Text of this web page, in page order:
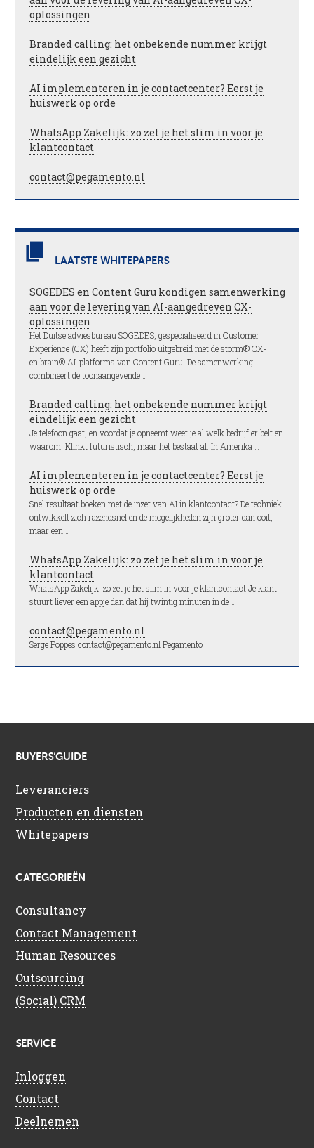
oplossingen
Branded calling: het onbekende nummer krijgt
eindelijk een gezicht
AI implementeren in je contactcenter? Eerst je
huiswerk op orde
WhatsApp Zakelijk: zo zet je het slim in voor je
klantcontact
contact@pegamento.nl
LAATSTE WHITEPAPERS
SOGEDES en Content Guru kondigen samenwerking
aan voor de levering van AI-aangedreven CX-
oplossingen
Het Duitse adviesbureau SOGEDES, gespecialiseerd in Customer
Experience (CX) heeft zijn portfolio uitgebreid met de storm® CX-
en brain® AI-platforms van Content Guru. De samenwerking
combineert de toonaangevende …
Branded calling: het onbekende nummer krijgt
eindelijk een gezicht
Je telefoon gaat, en voordat je opneemt weet je al welk bedrijf er belt en
waarom. Klinkt futuristisch, maar het bestaat al. In Amerika …
AI implementeren in je contactcenter? Eerst je
huiswerk op orde
Snel resultaat boeken met de inzet van AI in klantcontact? De techniek
ontwikkelt zich razendsnel en de mogelijkheden zijn groter dan ooit,
maar een …
WhatsApp Zakelijk: zo zet je het slim in voor je
klantcontact
WhatsApp Zakelijk: zo zet je het slim in voor je klantcontact Je klant
stuurt liever een appje dan dat hij twintig minuten in de …
contact@pegamento.nl
Serge Poppes contact@pegamento.nl Pegamento
BUYERS’GUIDE
Leveranciers
Producten en diensten
Whitepapers
CATEGORIEËN
Consultancy
Contact Management
Human Resources
Outsourcing
(Social) CRM
SERVICE
Inloggen
Contact
Deelnemen